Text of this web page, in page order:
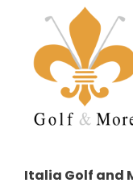
Italia Golf and